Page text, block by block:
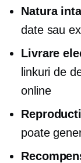
Natura
date sau
Livrare
linkuri de
online
poate